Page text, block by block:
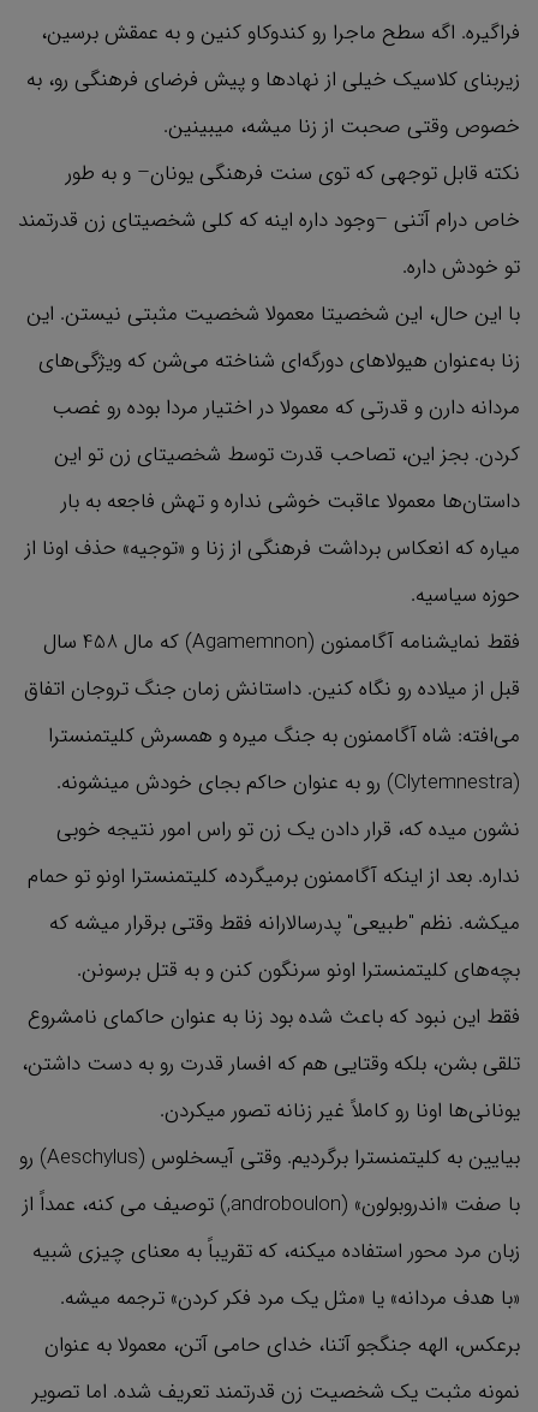
فراگیره. اگه سطح ماجرا رو کندوکاو کنین و به عمقش برسین،
زیربنای کلاسیک خیلی از نهادها و پیش فرضای فرهنگی رو، به
خصوص وقتی صحبت از زنا میشه، میبینین.
نکته قابل توجهی که توی سنت فرهنگی یونان– و به طور
خاص درام آتنی –وجود داره اینه که کلی شخصیتای زن قدرتمند
تو خودش داره.
با این حال، این شخصیتا معمولا شخصیت مثبتی نیستن. این
زنا به‌عنوان هیولاهای دورگه‌ای شناخته می‌شن که ویژگی‌های
مردانه دارن و قدرتی که معمولا در اختیار مردا بوده رو غصب
کردن. بجز این، تصاحب قدرت توسط شخصیتای زن تو این
داستان‌ها معمولا عاقبت خوشی نداره و تهش فاجعه به بار
میاره که انعکاس برداشت فرهنگی از زنا و «توجیه» حذف اونا از
حوزه سیاسیه.
فقط نمایشنامه آگاممنون (Agamemnon) که مال 458 سال
قبل از میلاده رو نگاه کنین. داستانش زمان جنگ تروجان اتفاق
می‌افته: شاه آگاممنون به جنگ میره و همسرش کلیتمنسترا
(Clytemnestra) رو به عنوان حاکم بجای خودش مینشونه.
نشون میده که، قرار دادن یک زن تو راس امور نتیجه خوبی
نداره. بعد از اینکه آگاممنون برمیگرده، کلیتمنسترا اونو تو حمام
میکشه. نظم "طبیعی" پدرسالارانه فقط وقتی برقرار میشه که
بچه‌های کلیتمنسترا اونو سرنگون کنن و به قتل برسونن.
فقط این نبود که باعث شده بود زنا به عنوان حاکمای نامشروع
تلقی بشن، بلکه وقتایی هم که افسار قدرت رو به دست داشتن،
یونانی‌ها اونا رو کاملاً غیر زنانه تصور میکردن.
بیایین به کلیتمنسترا برگردیم. وقتی آیسخلوس (Aeschylus) رو
با صفت «اندروبولون» (androboulon,) توصیف می کنه، عمداً از
زبان مرد محور استفاده میکنه، که تقریباً به معنای چیزی شبیه
«با هدف مردانه» یا «مثل یک مرد فکر کردن» ترجمه میشه.
برعکس، الهه جنگجو آتنا، خدای حامی آتن، معمولا به عنوان
نمونه مثبت یک شخصیت زن قدرتمند تعریف شده. اما تصویر